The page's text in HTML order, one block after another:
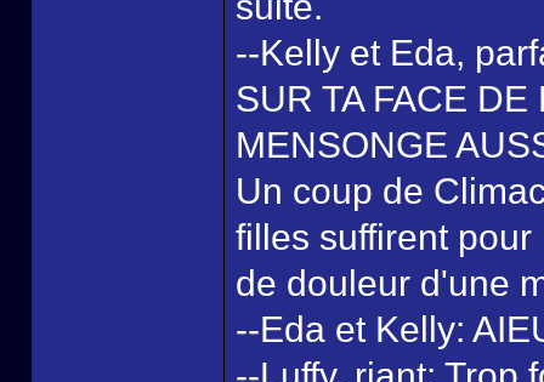
--Kelly et Eda,
SUR TA FACE
MENSONGE
Un coup de
filles suffirent
de douleur d'une
--Eda et Kelly: